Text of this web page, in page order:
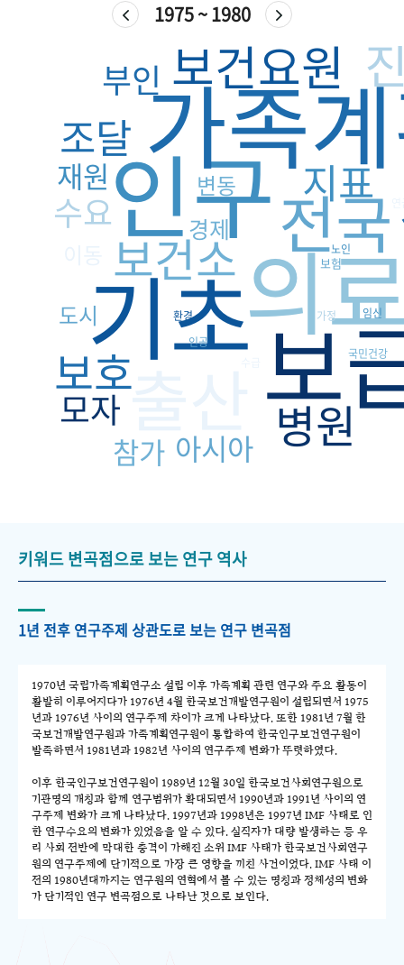
1975 ~ 1980
인구
의
기초
가족
보
출산
전국
보건요원
보건소
병원
보호
지표
조달
모자
수요
부인
아시아
참가
재원
경제
변동
도시
보험
가정
노인
국민건강
환경
임신
인공
키워드 변곡점으로 보는 연구 역사
1년 전후 연구주제 상관도로 보는 연구 변곡점
1970년 국립가족계획연구소 설립 이후 가족계획 관련 연구와 주요 활동이
활발히 이루어지다가 1976년 4월 한국보건개발연구원이 설립되면서 1975
년과 1976년 사이의 연구주제 차이가 크게 나타났다. 또한 1981년 7월 한
국보건개발연구원과 가족계획연구원이 통합하여 한국인구보건연구원이
발족하면서 1981년과 1982년 사이의 연구주제 변화가 뚜렷하였다.
이후 한국인구보건연구원이 1989년 12월 30일 한국보건사회연구원으로
기관명의 개칭과 함께 연구범위가 확대되면서 1990년과 1991년 사이의 연
구주제 변화가 크게 나타났다. 1997년과 1998년은 1997년 IMF 사태로 인
한 연구수요의 변화가 있었음을 알 수 있다. 실직자가 대량 발생하는 등 우
리 사회 전반에 막대한 충격이 가해진 소위 IMF 사태가 한국보건사회연구
원의 연구주제에 단기적으로 가장 큰 영향을 끼친 사건이었다. IMF 사태 이
전의 1980년대까지는 연구원의 연혁에서 볼 수 있는 명칭과 정체성의 변화
가 단기적인 연구 변곡점으로 나타난 것으로 보인다.